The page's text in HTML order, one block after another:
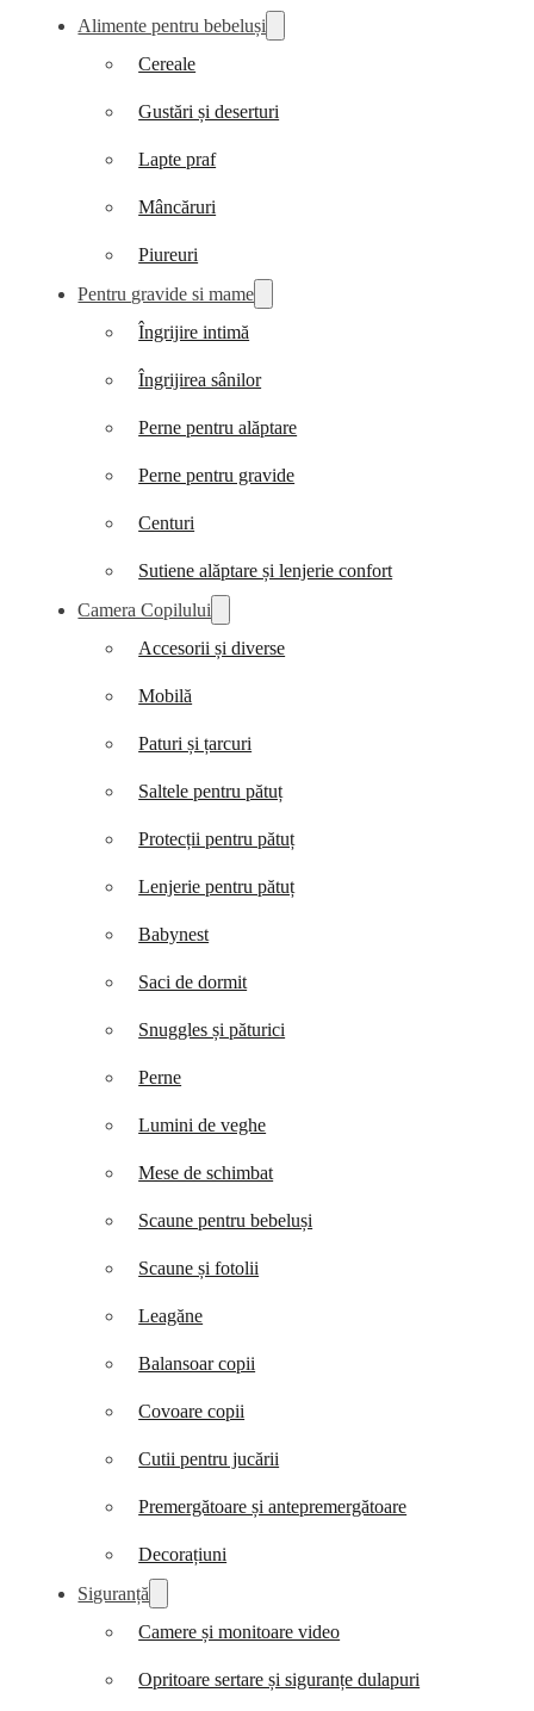
Alimente pentru bebeluși
Cereale
Gustări și deserturi
Lapte praf
Mâncăruri
Piureuri
Pentru gravide si mame
Îngrijire intimă
Îngrijirea sânilor
Perne pentru alăptare
Perne pentru gravide
Centuri
Sutiene alăptare și lenjerie confort
Camera Copilului
Accesorii și diverse
Mobilă
Paturi și țarcuri
Saltele pentru pătuț
Protecții pentru pătuț
Lenjerie pentru pătuț
Babynest
Saci de dormit
Snuggles și păturici
Perne
Lumini de veghe
Mese de schimbat
Scaune pentru bebeluși
Scaune și fotolii
Leagăne
Balansoar copii
Covoare copii
Cutii pentru jucării
Premergătoare și antepremergătoare
Decorațiuni
Siguranță
Camere și monitoare video
Opritoare sertare și siguranțe dulapuri